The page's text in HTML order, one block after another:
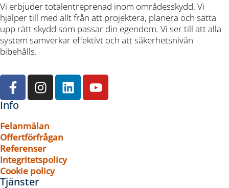
Vi erbjuder totalentreprenad inom områdesskydd. Vi
hjälper till med allt från att projektera, planera och sätta
upp rätt skydd som passar din egendom. Vi ser till att alla
system samverkar effektivt och att säkerhetsnivån
bibehålls.
Info
Felanmälan
Offertförfrågan
Referenser
Integritetspolicy
Cookie policy
Tjänster